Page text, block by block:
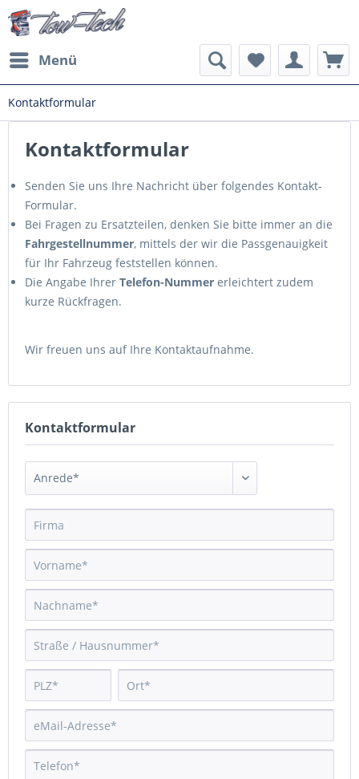
Menü
Kontaktformular
Kontaktformular
Senden Sie uns Ihre Nachricht über folgendes Kontakt-
Formular.
Bei Fragen zu Ersatzteilen, denken Sie bitte immer an die
Fahrgestellnummer, mittels der wir die Passgenauigkeit
für Ihr Fahrzeug feststellen können.
Die Angabe Ihrer Telefon-Nummer erleichtert zudem
kurze Rückfragen.
Wir freuen uns auf Ihre Kontaktaufnahme.
Kontaktformular